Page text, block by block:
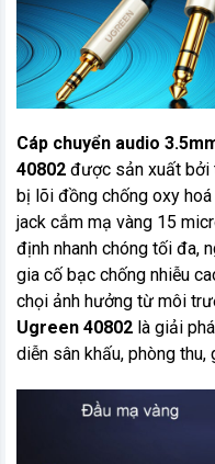
Cáp chuyển audio
40802 được sản xuất bởi
bị lõi đồng chống oxy
jack cắm mạ vàng 15
định nhanh chóng tối đa,
gia cố bạc chống nhiễu
chọi ảnh hưởng từ môi
Ugreen 40802 là giải
diễn sân khấu, phòng